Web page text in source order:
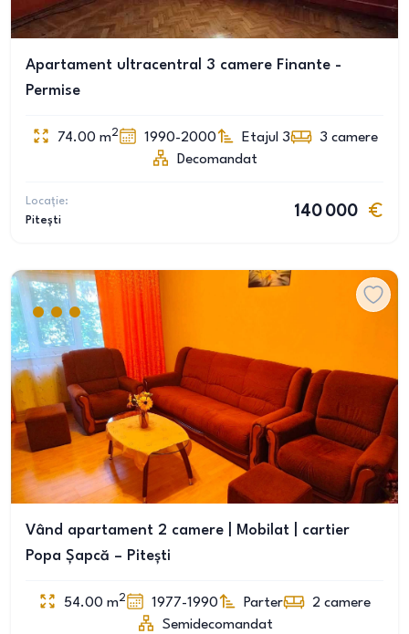
Apartament ultracentral 3 camere Finante -
Permise
74.00 m2 1990-2000 Etajul 3 3 camere
Decomandat
Locație:
Pitești
140 000
Vând apartament 2 camere | Mobilat | cartier
Popa Șapcă – Pitești
54.00 m2 1977-1990 Parter 2 camere
Semidecomandat